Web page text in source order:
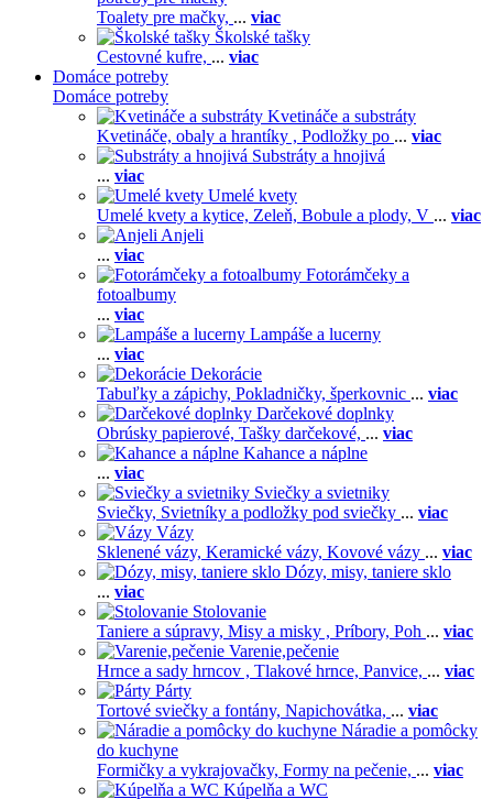
Toalety pre mačky, ... viac
Školské tašky
Cestovné kufre, ... viac
Domáce potreby
Domáce potreby
Kvetináče a substráty
Kvetináče, obaly a hrantíky , Podložky po ... viac
Substráty a hnojivá
... viac
Umelé kvety
Umelé kvety a kytice, Zeleň, Bobule a plody, V ... viac
Anjeli
... viac
Fotorámčeky a
fotoalbumy
... viac
Lampáše a lucerny
... viac
Dekorácie
Tabuľky a zápichy, Pokladničky, šperkovnic ... viac
Darčekové doplnky
Obrúsky papierové, Tašky darčekové, ... viac
Kahance a náplne
... viac
Sviečky a svietniky
Sviečky, Svietníky a podložky pod sviečky ... viac
Vázy
Sklenené vázy, Keramické vázy, Kovové vázy ... viac
Dózy, misy, taniere sklo
... viac
Stolovanie
Taniere a súpravy, Misy a misky , Príbory, Poh ... viac
Varenie,pečenie
Hrnce a sady hrncov , Tlakové hrnce, Panvice, ... viac
Párty
Tortové sviečky a fontány, Napichovátka, ... viac
Náradie a pomôcky
do kuchyne
Formičky a vykrajovačky, Formy na pečenie, ... viac
Kúpelňa a WC